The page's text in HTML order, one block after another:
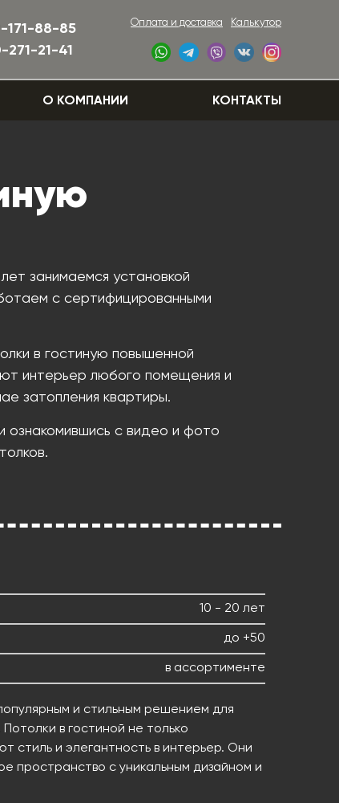
171-88-85
21-41
Оплата и доставка Калькутор
О КОМПАНИИ КОНТАКТЫ
занимаемся установкой
с сертифицированными
в гостиную повышенной
интерьер любого помещения и
затопления квартиры.
ознакомившись с видео и фото
10 - 20 лет
до +50
в ассортименте
и стильным решением для
в гостиной не только
стиль и элегантность в интерьер. Они
пространство с уникальным дизайном и